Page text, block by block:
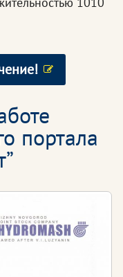
портала